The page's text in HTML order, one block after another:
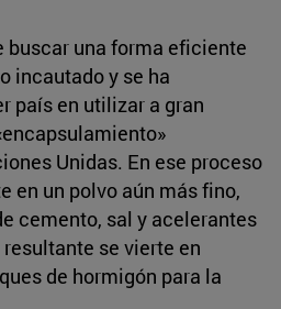
buscar una forma eficiente
incautado y se ha
país en utilizar a gran
Unidas. En ese proceso
en un polvo aún más fino,
cemento, sal y acelerantes
se vierte en
de hormigón para la